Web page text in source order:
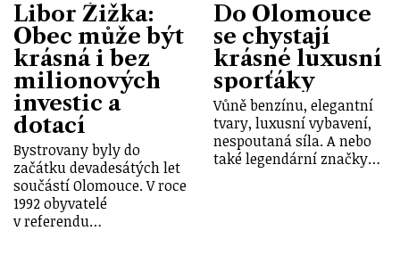
Libor Žižka:
Obec může být
krásná i bez
milionových
investic a
dotací
Bystrovany byly do
začátku devadesátých let
součástí Olomouce. V roce
1992 obyvatelé
v referendu…
Do Olomouce
se chystají
krásné luxusní
sporťáky
Vůně benzínu, elegantní
tvary, luxusní vybavení,
nespoutaná síla. A nebo
také legendární značky…